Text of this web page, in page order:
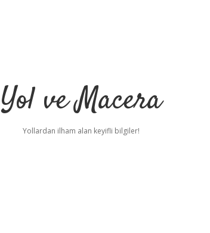
Yol ve Macera
Yollardan ilham alan keyifli bilgiler!